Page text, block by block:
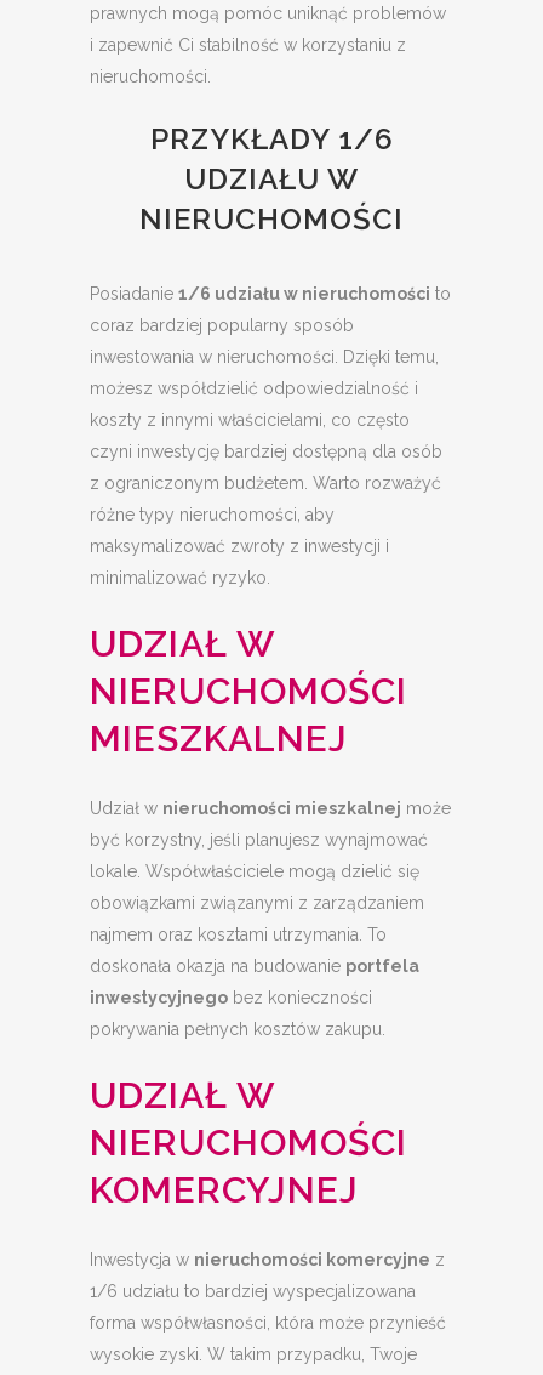
prawnych mogą pomóc uniknąć problemów
i zapewnić Ci stabilność w korzystaniu z
nieruchomości.
PRZYKŁADY 1/6
UDZIAŁU W
NIERUCHOMOŚCI
Posiadanie 1/6 udziału w nieruchomości to
coraz bardziej popularny sposób
inwestowania w nieruchomości. Dzięki temu,
możesz współdzielić odpowiedzialność i
koszty z innymi właścicielami, co często
czyni inwestycję bardziej dostępną dla osób
z ograniczonym budżetem. Warto rozważyć
różne typy nieruchomości, aby
maksymalizować zwroty z inwestycji i
minimalizować ryzyko.
UDZIAŁ W
NIERUCHOMOŚCI
MIESZKALNEJ
Udział w nieruchomości mieszkalnej może
być korzystny, jeśli planujesz wynajmować
lokale. Współwłaściciele mogą dzielić się
obowiązkami związanymi z zarządzaniem
najmem oraz kosztami utrzymania. To
doskonała okazja na budowanie portfela
inwestycyjnego bez konieczności
pokrywania pełnych kosztów zakupu.
UDZIAŁ W
NIERUCHOMOŚCI
KOMERCYJNEJ
Inwestycja w nieruchomości komercyjne z
1/6 udziału to bardziej wyspecjalizowana
forma współwłasności, która może przynieść
wysokie zyski. W takim przypadku, Twoje